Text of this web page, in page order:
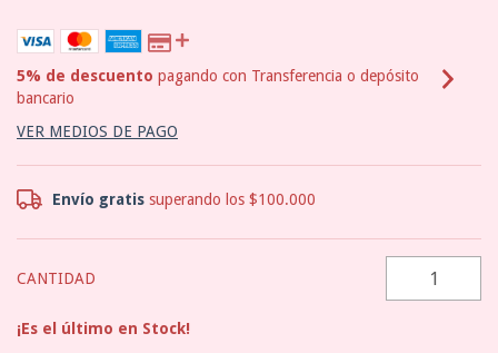
5% de descuento pagando con Transferencia o depósito
bancario
VER MEDIOS DE PAGO
Envío gratis superando los$100.000
CANTIDAD
¡Es el último en Stock!